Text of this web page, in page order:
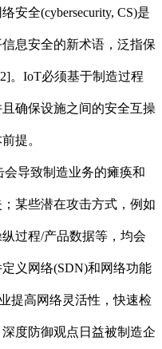
安全(cybersecurity, CS)是
息安全的新术语，泛指保
。IoT必须基于制造过程
确保设施之间的安全互操
提。
导致制造业务的瘫痪和
某些潜在攻击方式，例如
过程/产品数据等，均会
义网络(SDN)和网络功能
提高网络灵活性，快速检
度防御观点日益被制造企